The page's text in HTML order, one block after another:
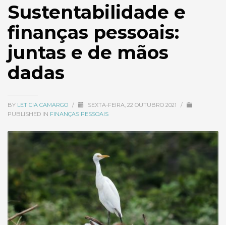
Sustentabilidade e
finanças pessoais:
juntas e de mãos
dadas
BY LETICIA CAMARGO / SEXTA-FEIRA, 22 OUTUBRO 2021
/
PUBLISHED IN FINANÇAS PESSOAIS